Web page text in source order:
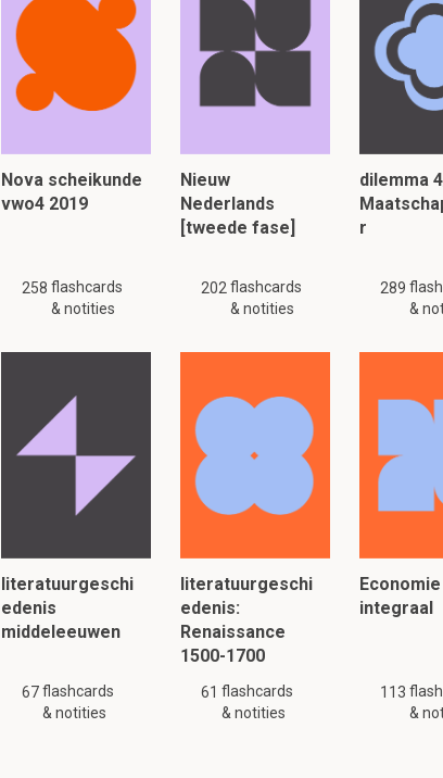
Om verder te lezen, klik
Nova scheikunde
vwo4 2019
258 flashcards
& notities
Nieuw
Nederlands
[tweede fase]
202 flashcards
& notities
dilemma
r
289
&
literatuurgeschi
edenis
middeleeuwen
67flashcards
& notities
literatuurgeschi
edenis:
Renaissance
1500-1700
61 flashcards
& notities
Economie
integraal
113
&